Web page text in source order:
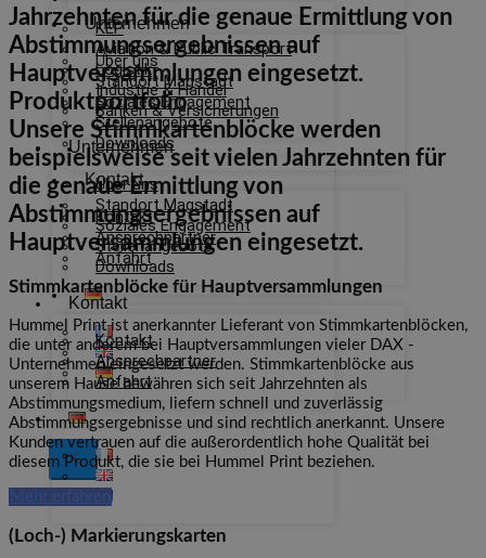
Unternehmen
Über uns
Standort Magstadt
Soziales Engagement
Stellenangebote
Downloads
Kontakt
Kontakt
Ansprechpartner
Anfahrt
X
KEP
Aviation & Public Transport
Logistik
Industrie & Handel
Banken & Versicherungen
Unternehmen
Über uns
Standort Magstadt
Soziales Engagement
Stellenangebote
Downloads
Kontakt
Kontakt
Ansprechpartner
Anfahrt
Jahrzehnten für die genaue Ermittlung von
Abstimmungsergebnissen auf
Hauptversammlungen eingesetzt.
Produktportfolio
Unsere Stimmkartenblöcke werden
beispielsweise seit vielen Jahrzehnten für
die genaue Ermittlung von
Abstimmungsergebnissen auf
Hauptversammlungen eingesetzt.
Stimmkartenblöcke für Hauptversammlungen
Hummel Print ist anerkannter Lieferant von Stimmkartenblöcken,
die unter anderem bei Hauptversammlungen vieler DAX -
Unternehmen eingesetzt werden. Stimmkartenblöcke aus
unserem Hause bewähren sich seit Jahrzehnten als
Abstimmungsmedium, liefern schnell und zuverlässig
Abstimmungsergebnisse und sind rechtlich anerkannt. Unsere
Kunden vertrauen auf die außerordentlich hohe Qualität bei
diesem Produkt, die sie bei Hummel Print beziehen.
Mehr erfahren
(Loch-) Markierungskarten